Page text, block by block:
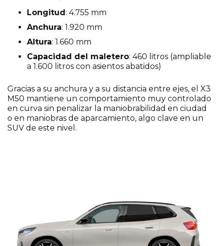
Longitud: 4.755 mm
Anchura: 1.920 mm
Altura: 1.660 mm
Capacidad del maletero: 460 litros (ampliable
a 1.600 litros con asientos abatidos)
Gracias a su anchura y a su distancia entre ejes, el X3
M50 mantiene un comportamiento muy controlado
en curva sin penalizar la maniobrabilidad en ciudad
o en maniobras de aparcamiento, algo clave en un
SUV de este nivel.